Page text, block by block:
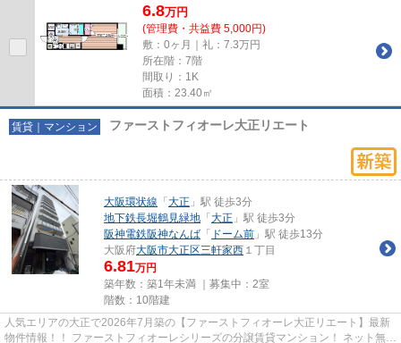
6.8万円
(管理費・共益費 5,000円)
敷：0ヶ月｜礼：7.3万円
所在階：7階
間取り：1K
面積：23.40㎡
賃貸｜マンション ファーストフィオーレ大正リエート
大阪環状線 「 大正 」駅 徒歩3分
地下鉄長堀鶴見緑地 「 大正 」駅 徒歩3分
阪神電鉄阪神なんば 「 ドーム前 」駅 徒歩13分
大阪府大阪市大正区三軒家西 １丁目
6.81万円
築年数：築1年未満 ｜募集中： 2室
階数：10階建
人気エリアの大正で2026年7月築の【ファーストフィオーレ大正リエート】最新
物件情報！！ ファーストフィオーレシリーズの分譲賃貸マンション！ ネット無